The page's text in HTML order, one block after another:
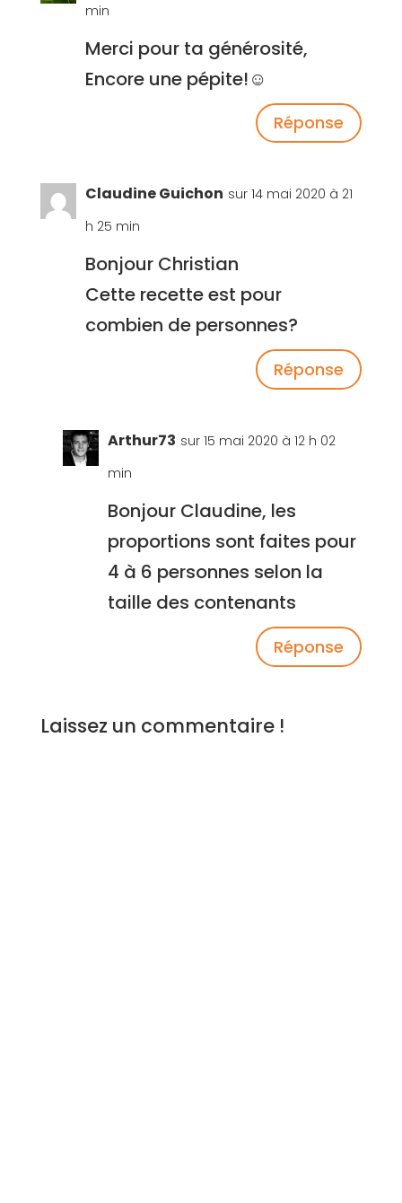
min
Merci pour ta générosité,
Encore une pépite!☺
Réponse
Claudine Guichon sur 14 mai 2020 à 21
h 25 min
Bonjour Christian
Cette recette est pour
combien de personnes?
Réponse
Arthur73 sur 15 mai 2020 à 12 h 02
min
Bonjour Claudine, les
proportions sont faites pour
4 à 6 personnes selon la
taille des contenants
Réponse
Laissez un commentaire !